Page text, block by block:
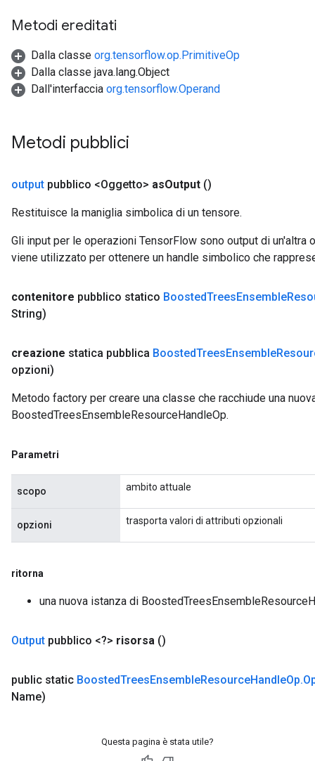
Metodi ereditati
Dalla classe org.tensorflow.op.PrimitiveOp
Dalla classe java.lang.Object
Dall'interfaccia org.tensorflow.Operand
Metodi pubblici
output pubblico <Oggetto> asOutput ()
Restituisce la maniglia simbolica di un tensore.
Gli input per le operazioni TensorFlow sono output di un'altra
viene utilizzato per ottenere un handle simbolico che
contenitore pubblico statico BoostedTreesEnsemble
String)
creazione statica pubblica BoostedTreesEnsemble
opzioni)
Metodo factory per creare una classe che racchiude una
BoostedTreesEnsembleResourceHandleOp.
Parametri
scopo ambito attuale
opzioni trasporta valori di attributi opzionali
ritorna
una nuova istanza di
Output pubblico <?> risorsa ()
public static BoostedTreesEnsembleResourceHandleOp.
Name)
Questa pagina è stata utile?